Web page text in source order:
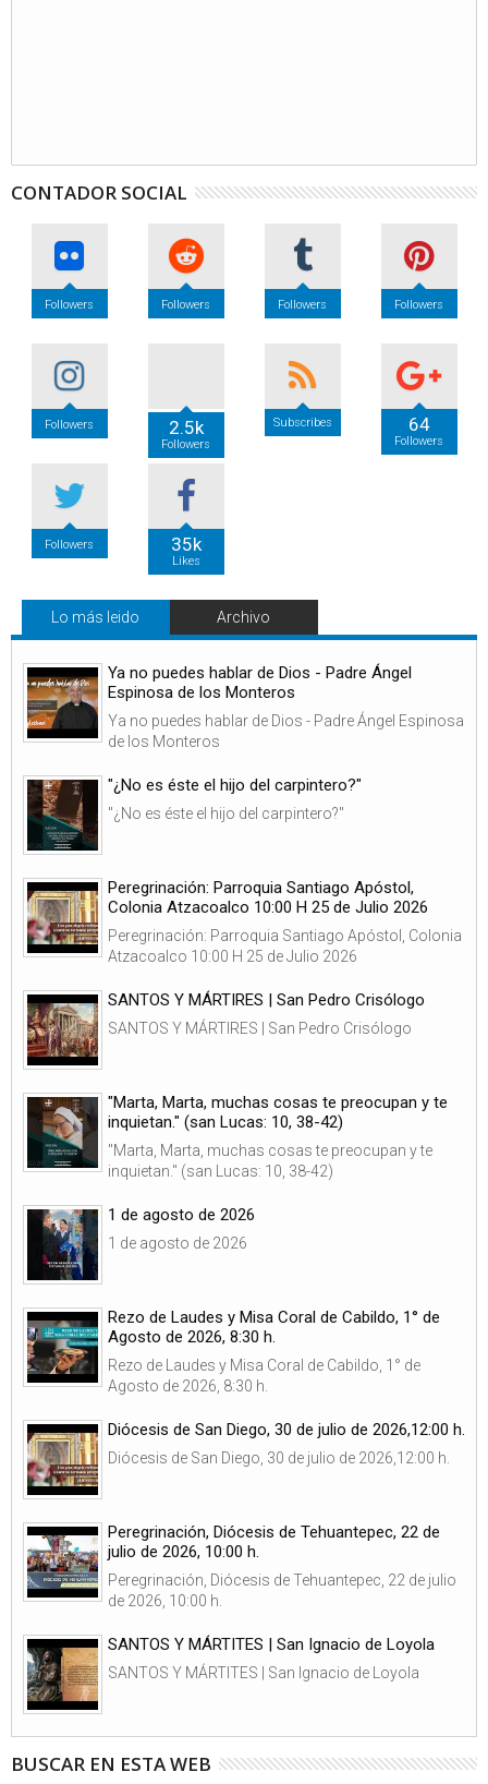
CONTADOR SOCIAL
Followers Followers Followers Followers
Followers 2.5k
Followers
Subscribes 64
Followers
Followers 35k
Likes
Lo más leido Archivo
Ya no puedes hablar de Dios - Padre Ángel
Espinosa de los Monteros
Ya no puedes hablar de Dios - Padre Ángel Espinosa
de los Monteros
"¿No es éste el hijo del carpintero?"
"¿No es éste el hijo del carpintero?"
Peregrinación: Parroquia Santiago Apóstol,
Colonia Atzacoalco 10:00 H 25 de Julio 2026
Peregrinación: Parroquia Santiago Apóstol, Colonia
Atzacoalco 10:00 H 25 de Julio 2026
SANTOS Y MÁRTIRES | San Pedro Crisólogo
SANTOS Y MÁRTIRES | San Pedro Crisólogo
"Marta, Marta, muchas cosas te preocupan y te
inquietan." (san Lucas: 10, 38-42)
"Marta, Marta, muchas cosas te preocupan y te
inquietan." (san Lucas: 10, 38-42)
1 de agosto de 2026
1 de agosto de 2026
Rezo de Laudes y Misa Coral de Cabildo, 1° de
Agosto de 2026, 8:30 h.
Rezo de Laudes y Misa Coral de Cabildo, 1° de
Agosto de 2026, 8:30 h.
Diócesis de San Diego, 30 de julio de 2026,12:00 h.
Diócesis de San Diego, 30 de julio de 2026,12:00 h.
Peregrinación, Diócesis de Tehuantepec, 22 de
julio de 2026, 10:00 h.
Peregrinación, Diócesis de Tehuantepec, 22 de julio
de 2026, 10:00 h.
SANTOS Y MÁRTITES | San Ignacio de Loyola
SANTOS Y MÁRTITES | San Ignacio de Loyola
BUSCAR EN ESTA WEB